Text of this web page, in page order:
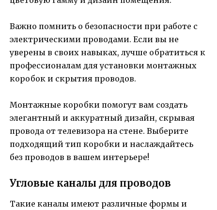
Важно помнить о безопасности при работе с
электрическими проводами. Если вы не
уверены в своих навыках, лучше обратиться к
профессионалам для установки монтажных
коробок и скрытия проводов.
Монтажные коробки помогут вам создать
элегантный и аккуратный дизайн, скрывая
провода от телевизора на стене. Выберите
подходящий тип коробки и наслаждайтесь
без проводов в вашем интерьере!
Угловые каналы для проводов
Такие каналы имеют различные формы и